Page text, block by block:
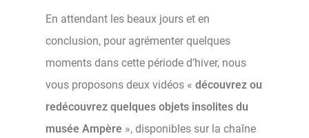
En attendant les beaux jours et en
conclusion, pour agrémenter quelques
moments dans cette période d’hiver, nous
vous proposons deux vidéos « découvrez ou
redécouvrez quelques objets insolites du
musée Ampère », disponibles sur la chaîne